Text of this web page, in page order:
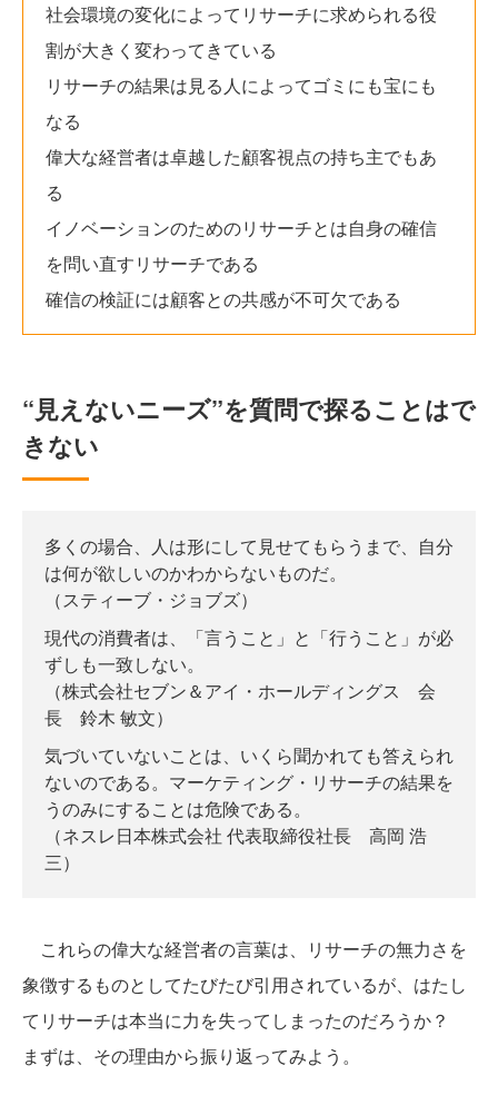
社会環境の変化によってリサーチに求められる役
割が大きく変わってきている
リサーチの結果は見る人によってゴミにも宝にも
なる
偉大な経営者は卓越した顧客視点の持ち主でもあ
る
イノベーションのためのリサーチとは自身の確信
を問い直すリサーチである
確信の検証には顧客との共感が不可欠である
“見えないニーズ”を質問で探ることはで
きない
多くの場合、人は形にして見せてもらうまで、自分
は何が欲しいのかわからないものだ。
（スティーブ・ジョブズ）
現代の消費者は、「言うこと」と「行うこと」が必
ずしも一致しない。
（株式会社セブン＆アイ・ホールディングス 会
長 鈴木 敏文）
気づいていないことは、いくら聞かれても答えられ
ないのである。マーケティング・リサーチの結果を
うのみにすることは危険である。
（ネスレ日本株式会社 代表取締役社長 高岡 浩
三）
これらの偉大な経営者の言葉は、リサーチの無力さを
象徴するものとしてたびたび引用されているが、はたし
てリサーチは本当に力を失ってしまったのだろうか？
まずは、その理由から振り返ってみよう。